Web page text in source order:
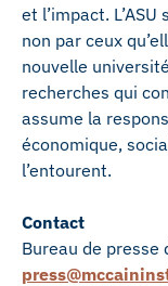
et l’impact.
non par ceux
nouvelle
recherches qui
assume la
économique,
l’entourent.
Contact
Bureau de presse